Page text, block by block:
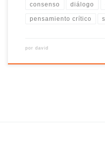
consenso diálogo
pensamiento crítico
por david